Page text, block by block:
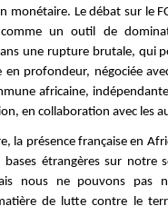
monétaire. Le débat sur le
un outil de
une rupture brutale, qui
en profondeur, négociée
africaine,
en collaboration avec les
la présence française en
bases étrangères sur notre
nous ne pouvons pas
de lutte contre le